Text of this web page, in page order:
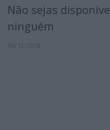
Não sejas
ninguém